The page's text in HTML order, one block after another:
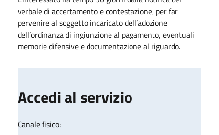
verbale di accertamento e contestazione, per far
pervenire al soggetto incaricato dell’adozione
dell’ordinanza di ingiunzione al pagamento, eventuali
memorie difensive e documentazione al riguardo.
Accedi al servizio
Canale fisico: